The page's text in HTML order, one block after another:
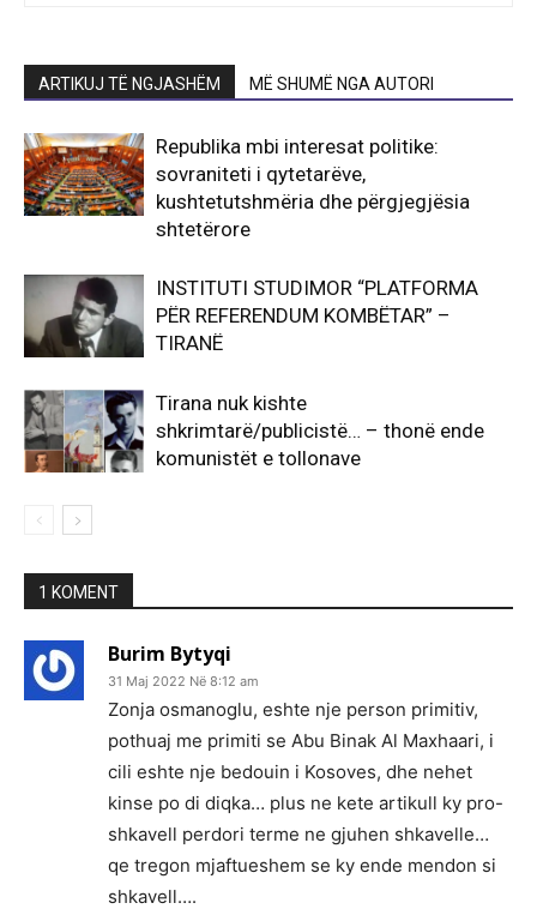
ARTIKUJ TË NGJASHËM MË SHUMË NGA AUTORI
Republika mbi interesat politike:
sovraniteti i qytetarëve,
kushtetutshmëria dhe përgjegjësia
shtetërore
INSTITUTI STUDIMOR “PLATFORMA
PËR REFERENDUM KOMBËTAR” –
TIRANË
Tirana nuk kishte
shkrimtarë/publicistë… – thonë ende
komunistët e tollonave
1 KOMENT
Burim Bytyqi
31 Maj 2022 Në 8:12 am
Zonja osmanoglu, eshte nje person primitiv,
pothuaj me primiti se Abu Binak Al Maxhaari, i
cili eshte nje bedouin i Kosoves, dhe nehet
kinse po di diqka… plus ne kete artikull ky pro-
shkavell perdori terme ne gjuhen shkavelle…
qe tregon mjaftueshem se ky ende mendon si
shkavell….